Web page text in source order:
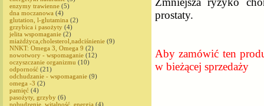
enzymy trawienne (5)
dna moczanowa (4)
glutation, l-glutamina (2)
grzybica i pasożyty (4)
jelita wspomaganie (2)
miażdżyca,cholesterol,nadciśnienie (9)
NNKT: Omega 3, Omega 9 (2)
nowotwory - wspomaganie (12)
oczyszczanie organizmu (10)
odporność (21)
odchudzanie - wspomaganie (9)
omega -3 (2)
pamięć (4)
pasożyty, grzyby (6)
pobudzenie, witalność, energia (4)
prostaty.
Aby zamówić ten
w bieżącej sprzedaży